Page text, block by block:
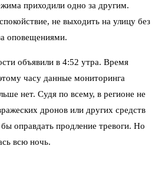
приходили одно за другим.
не выходить на улицу без
оповещениями.
объявили в 4:52 утра. Время
часу данные мониторинга
нет. Судя по всему, в регионе не
дронов или других средств
оправдать продление тревоги. Но
всю ночь.